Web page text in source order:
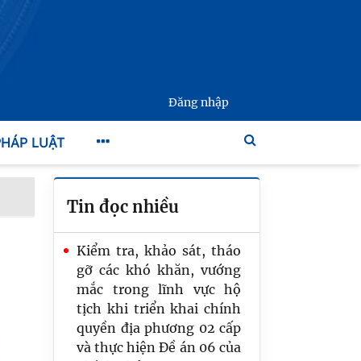
Đăng nhập
LUẬT
Tin đọc nhiều
Kiểm tra, khảo sát, tháo
gỡ các khó khăn, vướng
mắc trong lĩnh vực hộ
tịch khi triển khai chính
quyền địa phương 02 cấp
và thực hiện Đề án 06 của
Hội nghị triển khai Quyết
định số 2696/QĐ-TTG
của Thủ tướng Chính phủ